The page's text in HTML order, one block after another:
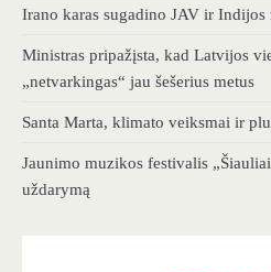
Irano karas sugadino JAV ir
Ministras pripažįsta, kad Latvijos
„netvarkingas“ jau šešerius metus
Santa Marta, klimato veiksmai ir
Jaunimo muzikos festivalis
uždarymą